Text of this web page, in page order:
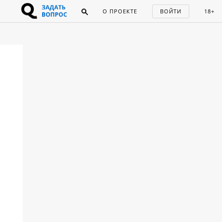
О ПРОЕКТЕ ВОЙТИ 18+